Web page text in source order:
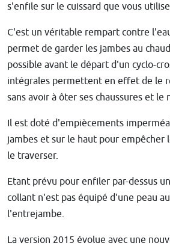
s'enfile sur le cuissard que vous
C'est un véritable rempart contre
permet de garder les jambes au
possible avant le départ d'un cyclo-
intégrales permettent en effet de le
sans avoir à ôter ses chaussures et le
Il est doté d'empiècements
jambes et sur le haut pour empêcher
le traverser.
Etant prévu pour enfiler par-dessus
collant n'est pas équipé d'une peau
l'entrejambe.
La version 2015 évolue avec une